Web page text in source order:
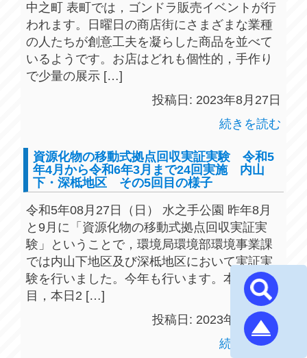
中之町 表町では，ゴンドラ販売イベントが行
われます。日曜日の商店街にさまざまな業種
の人たちが創意工夫を凝らした商品を並べて
いるようです。お店はどれも個性的，手作り
で少量の展示 […]
投稿日: 2023年8月27日
続きを読む
資源化物の移動式拠点回収実証実験 令和5
年4月から令和6年3月まで24回実施 内山
下・深柢地区 その5回目の様子
令和5年08月27日（日） 水之手公園 昨年8月
と9月に「資源化物の移動式拠点回収実証実
験」ということで，環境局環境部環境事業課
では内山下地区及び深柢地区において実証実
験を行いました。今年も行います。本年度5回
目，本日2 […]
投稿日: 2023年8月27日
続きを読む